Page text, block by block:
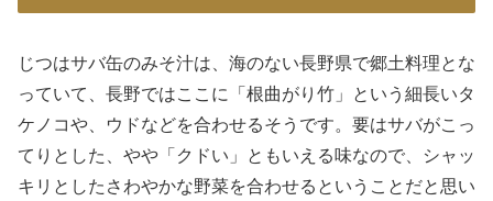
じつはサバ缶のみそ汁は、海のない長野県で郷土料理とな
っていて、長野ではここに「根曲がり竹」という細長いタ
ケノコや、ウドなどを合わせるそうです。要はサバがこっ
てりとした、やや「クドい」ともいえる味なので、シャッ
キリとしたさわやかな野菜を合わせるということだと思い